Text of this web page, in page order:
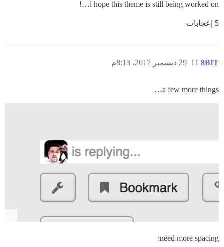
i hope this theme is still being worked on…!
5 إعجابات
8BIT 29 ديسمبر 2017، 8:13م 11
a few more things…
need more spacing: